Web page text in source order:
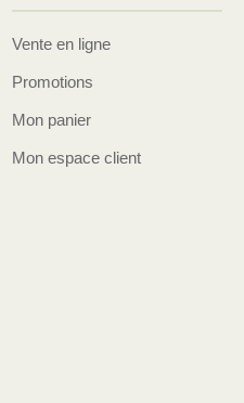
Vente en ligne
Promotions
Mon panier
Mon espace client